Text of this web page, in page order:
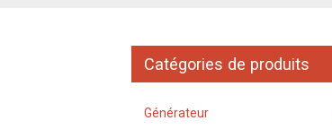
Catégories de produits
Générateur